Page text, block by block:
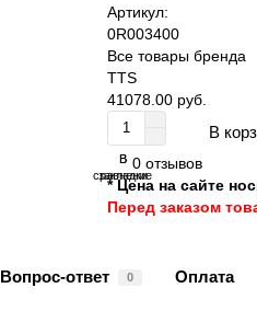
Артикул:
0R003400
Все товары бренда
TTS
41078.00 руб.
В
В
закладки
В
сравнение
0 отзывов
* Цена на сайте
Перед заказом
Вопрос-ответ 0 Оплата